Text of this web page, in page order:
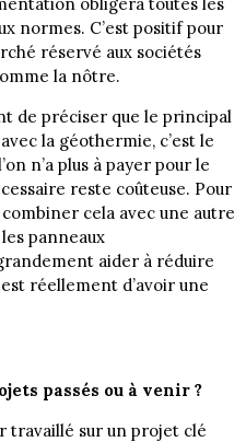
normes. C’est positif pour
réservé aux sociétés
la nôtre.
de préciser que le principal
la géothermie, c’est le
n’a plus à payer pour le
reste coûteuse. Pour
cela avec une autre
panneaux
aider à réduire
réellement d’avoir une
passés ou à venir ?
travaillé sur un projet clé